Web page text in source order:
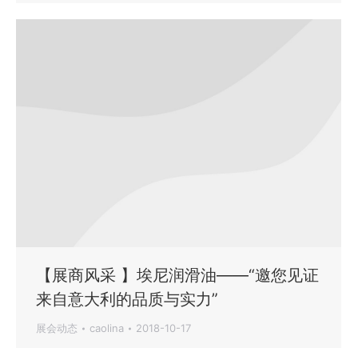
【展商风采 】埃尼润滑油——“邀您见证
来自意大利的品质与实力”
展会动态 caolina 2018-10-17